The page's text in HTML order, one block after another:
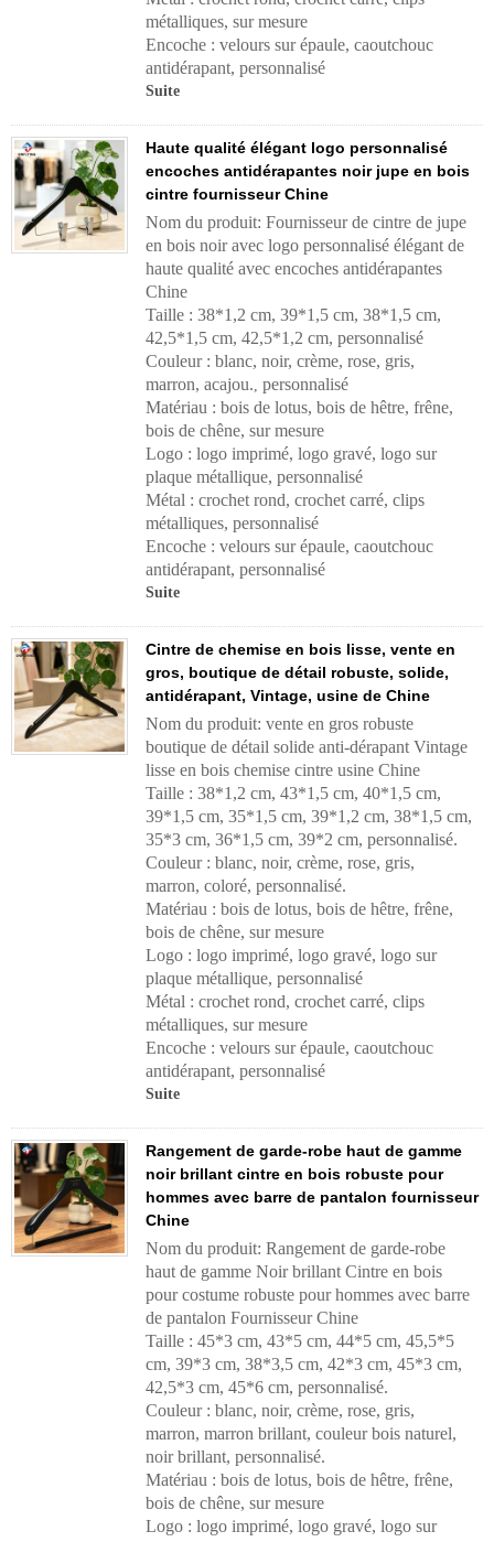
métalliques, sur mesure
Encoche : velours sur épaule, caoutchouc
antidérapant, personnalisé
Suite
Haute qualité élégant logo personnalisé
encoches antidérapantes noir jupe en bois
cintre fournisseur Chine
Nom du produit: Fournisseur de cintre de jupe
en bois noir avec logo personnalisé élégant de
haute qualité avec encoches antidérapantes
Chine
Taille : 38*1,2 cm, 39*1,5 cm, 38*1,5 cm,
42,5*1,5 cm, 42,5*1,2 cm, personnalisé
Couleur : blanc, noir, crème, rose, gris,
marron, acajou., personnalisé
Matériau : bois de lotus, bois de hêtre, frêne,
bois de chêne, sur mesure
Logo : logo imprimé, logo gravé, logo sur
plaque métallique, personnalisé
Métal : crochet rond, crochet carré, clips
métalliques, personnalisé
Encoche : velours sur épaule, caoutchouc
antidérapant, personnalisé
Suite
Cintre de chemise en bois lisse, vente en
gros, boutique de détail robuste, solide,
antidérapant, Vintage, usine de Chine
Nom du produit: vente en gros robuste
boutique de détail solide anti-dérapant Vintage
lisse en bois chemise cintre usine Chine
Taille : 38*1,2 cm, 43*1,5 cm, 40*1,5 cm,
39*1,5 cm, 35*1,5 cm, 39*1,2 cm, 38*1,5 cm,
35*3 cm, 36*1,5 cm, 39*2 cm, personnalisé.
Couleur : blanc, noir, crème, rose, gris,
marron, coloré, personnalisé.
Matériau : bois de lotus, bois de hêtre, frêne,
bois de chêne, sur mesure
Logo : logo imprimé, logo gravé, logo sur
plaque métallique, personnalisé
Métal : crochet rond, crochet carré, clips
métalliques, sur mesure
Encoche : velours sur épaule, caoutchouc
antidérapant, personnalisé
Suite
Rangement de garde-robe haut de gamme
noir brillant cintre en bois robuste pour
hommes avec barre de pantalon fournisseur
Chine
Nom du produit: Rangement de garde-robe
haut de gamme Noir brillant Cintre en bois
pour costume robuste pour hommes avec barre
de pantalon Fournisseur Chine
Taille : 45*3 cm, 43*5 cm, 44*5 cm, 45,5*5
cm, 39*3 cm, 38*3,5 cm, 42*3 cm, 45*3 cm,
42,5*3 cm, 45*6 cm, personnalisé.
Couleur : blanc, noir, crème, rose, gris,
marron, marron brillant, couleur bois naturel,
noir brillant, personnalisé.
Matériau : bois de lotus, bois de hêtre, frêne,
bois de chêne, sur mesure
Logo : logo imprimé, logo gravé, logo sur